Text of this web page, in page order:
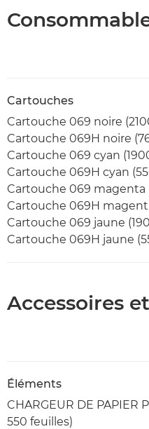
Cartouches
Cartouche 069 noire
Cartouche 069H noire
Cartouche 069 cyan
Cartouche 069H cyan
Cartouche 069 magenta
Cartouche 069H
Cartouche 069 jaune
Cartouche 069H jaune
Accessoires
Éléments
CHARGEUR DE PAPIER
550 feuilles)